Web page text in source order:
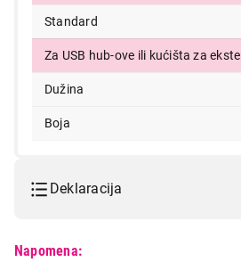
Standard
Za USB hub-ove ili kućišta za
Dužina
Boja
Deklaracija
Napomena: